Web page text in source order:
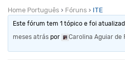
Home Português › Fóruns › ITE
Este fórum tem 1 tópico e foi
meses atrás por Carolina Aguiar de